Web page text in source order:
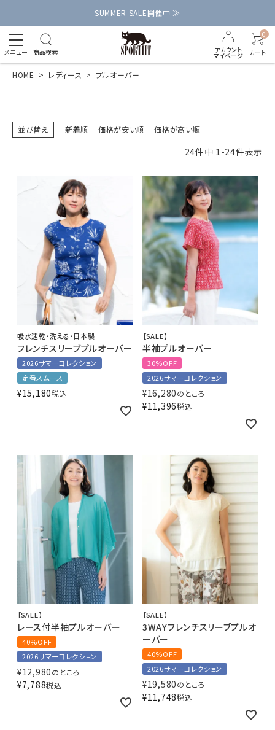
SUMMER SALE開催中 ≫
メニュー 商品検索 アカウント
マイページ
0
カート
HOME レディース プルオーバー
並び替え 新着順 価格が安い順 価格が高い順
24件中 1-24件表示
吸水速乾・洗える・日本製
フレンチスリーブプルオーバー
2026サマーコレクション
定番スムース
¥15,180税込
【SALE】
半袖プルオーバー
30%OFF
2026サマーコレクション
¥16,280のところ
¥11,396税込
【SALE】
レース付半袖プルオーバー
40%OFF
2026サマーコレクション
¥12,980のところ
¥7,788税込
【SALE】
3WAYフレンチスリーブプルオ
ーバー
40%OFF
2026サマーコレクション
¥19,580のところ
¥11,748税込